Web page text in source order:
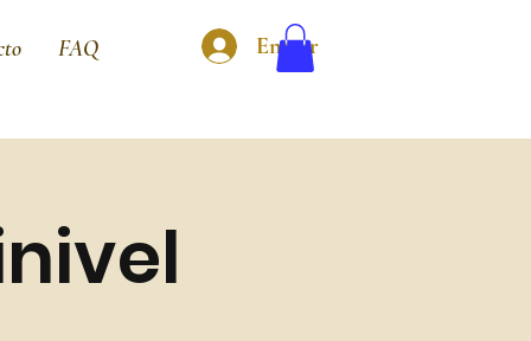
FAQ Entrar